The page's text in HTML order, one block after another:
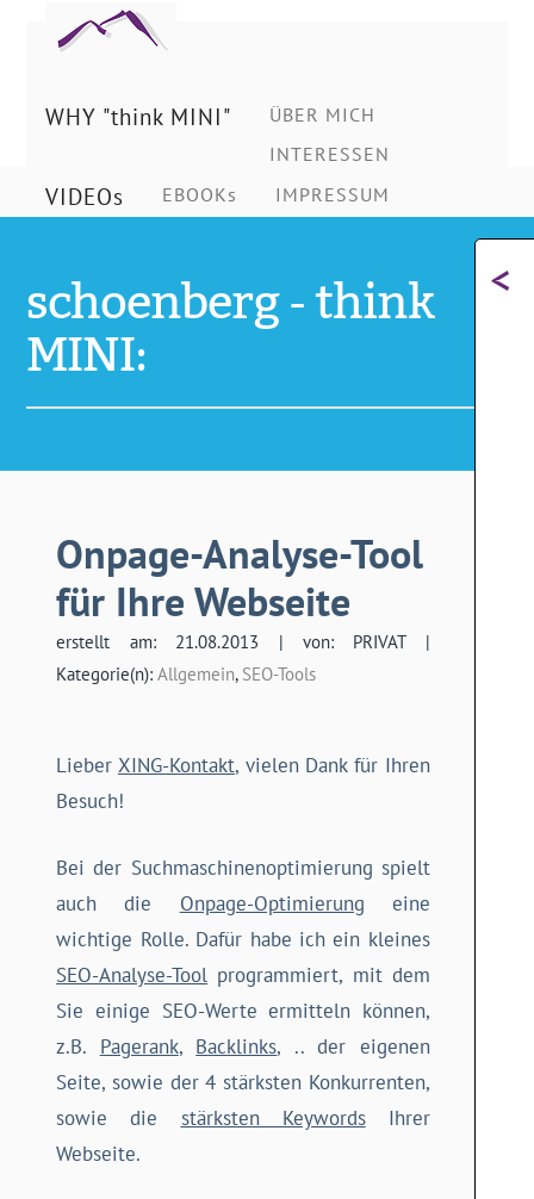
Ing.
Schönberg
Christian
WHY "think MINI"
ÜBER MICH
INTERESSEN
VIDEOs EBOOKs IMPRESSUM
schoenberg - think
MINI:
Onpage-Analyse-Tool
für Ihre Webseite
erstellt am: 21.08.2013 | von: PRIVAT |
Kategorie(n):Allgemein, SEO-Tools
Lieber XING-Kontakt, vielen Dank für Ihren
Besuch!
Bei der Suchmaschinenoptimierung spielt
auch die Onpage-Optimierung eine
wichtige Rolle. Dafür habe ich ein kleines
SEO-Analyse-Tool programmiert, mit dem
Sie einige SEO-Werte ermitteln können,
z.B. Pagerank, Backlinks, .. der eigenen
Seite, sowie der 4 stärksten Konkurrenten,
sowie die stärksten KeywordsIhrer
Webseite.
<